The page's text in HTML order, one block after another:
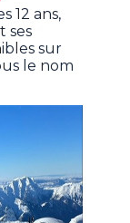
12 ans,
ses
sur
le nom